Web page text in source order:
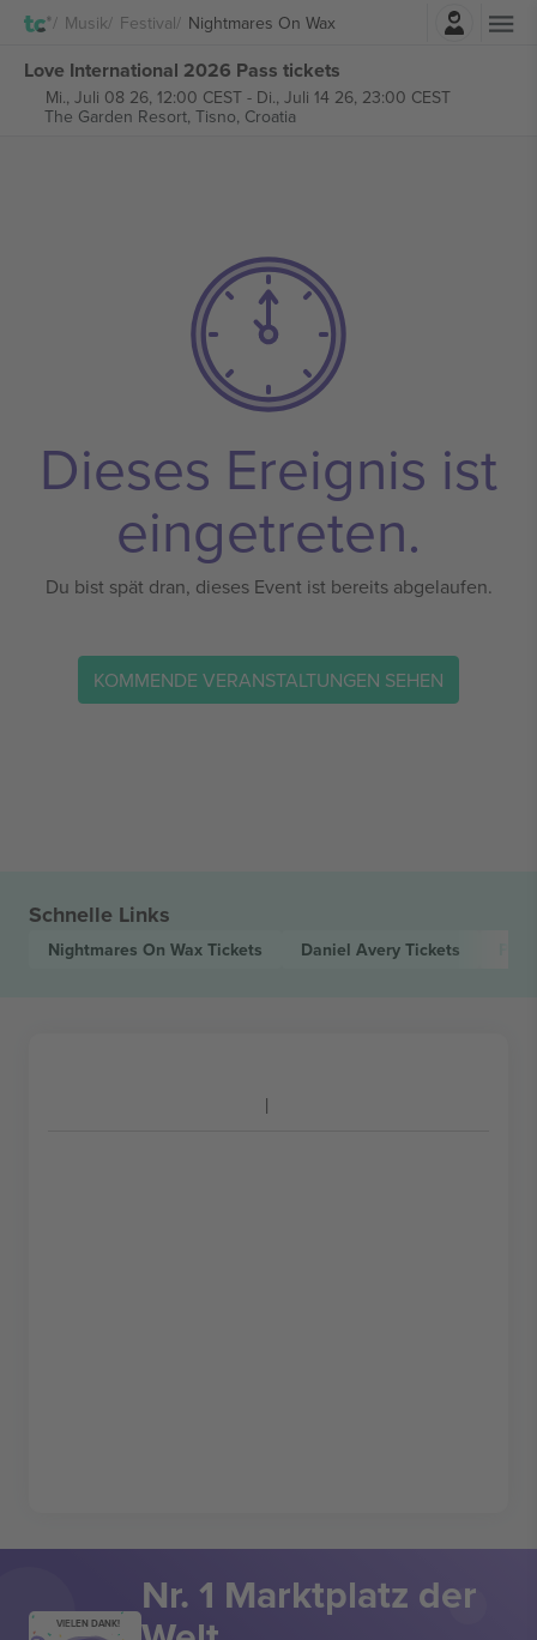
Musik Festival Nightmares On Wax
Einloggen
Love International 2026 Pass tickets
Mi., Juli 08 26, 12:00 CEST- Di., Juli 14 26, 23:00 CEST
The Garden Resort, Tisno, Croatia
Dieses Ereignis ist
eingetreten.
Du bist spät dran, dieses Event ist bereits abgelaufen.
KOMMENDE VERANSTALTUNGEN SEHEN
Schnelle Links
Nightmares On Wax Tickets Daniel Avery Tickets
VIELEN DANK!
Nr. 1 Marktplatz der